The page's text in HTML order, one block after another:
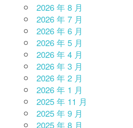
2026 年 8 月
2026 年 7 月
2026 年 6 月
2026 年 5 月
2026 年 4 月
2026 年 3 月
2026 年 2 月
2026 年 1 月
2025 年 11 月
2025 年 9 月
2025 年 8 月